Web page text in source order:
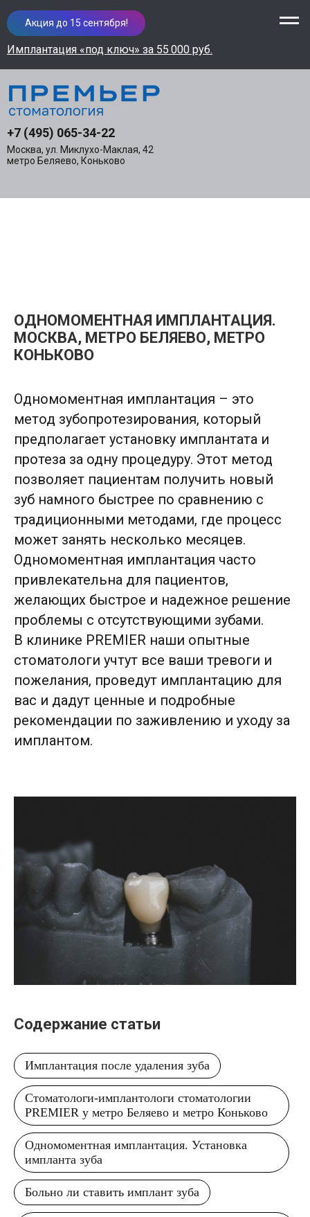
Имплантация «под ключ» за 55 000 руб.
Акция до 15 сентября!
+7 (495) 065-34-22
Москва, ул. Миклухо-Маклая, 42
метро Беляево, Коньково
ОДНОМОМЕНТНАЯ ИМПЛАНТАЦИЯ.
МОСКВА, МЕТРО БЕЛЯЕВО, МЕТРО
КОНЬКОВО
Одномоментная имплантация – это
метод зубопротезирования, который
предполагает установку имплантата и
протеза за одну процедуру. Этот метод
позволяет пациентам получить новый
зуб намного быстрее по сравнению с
традиционными методами, где процесс
может занять несколько месяцев.
Одномоментная имплантация часто
привлекательна для пациентов,
желающих быстрое и надежное решение
проблемы с отсутствующими зубами.
В клинике PREMIER наши опытные
стоматологи учтут все ваши тревоги и
пожелания, проведут имплантацию для
вас и дадут ценные и подробные
рекомендации по заживлению и уходу за
имплантом.
Содержание статьи
Имплантация после удаления зуба
Стоматологи-имплантологи стоматологии
PREMIER у метро Беляево и метро Коньково
Одномоментная имплантация. Установка
импланта зуба
Больно ли ставить имплант зуба